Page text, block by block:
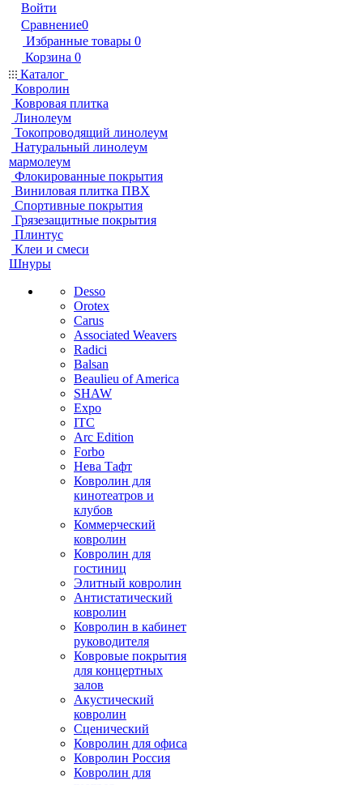
Войти
Сравнение0
Избранные товары 0
Корзина 0
Каталог
Ковролин
Ковровая плитка
Линолеум
Токопроводящий линолеум
Натуральный линолеум
мармолеум
Флокированные покрытия
Виниловая плитка ПВХ
Спортивные покрытия
Грязезащитные покрытия
Плинтус
Клеи и смеси
Шнуры
Desso
Orotex
Carus
Associated Weavers
Radici
Balsan
Beaulieu of America
SHAW
Expo
ITC
Arc Edition
Forbo
Нева Тафт
Ковролин для
кинотеатров и
клубов
Коммерческий
ковролин
Ковролин для
гостиниц
Элитный ковролин
Антистатический
ковролин
Ковролин в кабинет
руководителя
Ковровые покрытия
для концертных
залов
Акустический
ковролин
Сценический
Ковролин для офиса
Ковролин Россия
Ковролин для